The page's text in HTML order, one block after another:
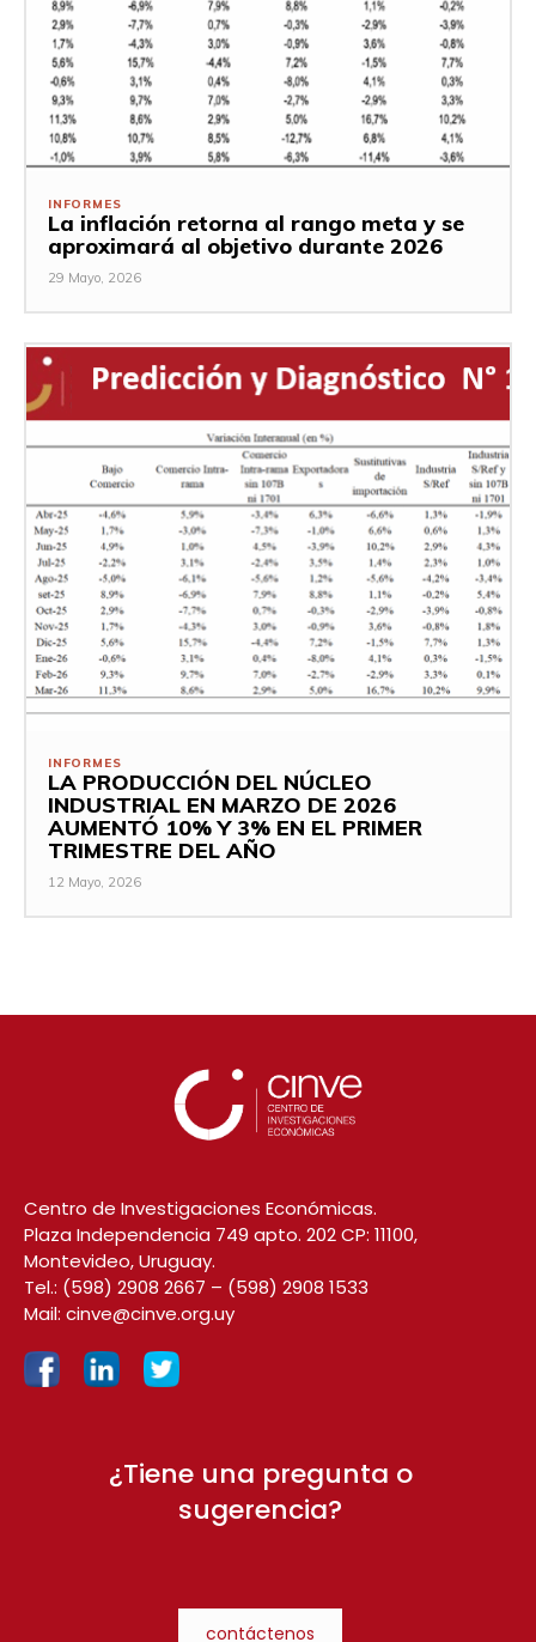
INFORMES
La inflación retorna al rango meta y se
aproximará al objetivo durante 2026
29 Mayo, 2026
INFORMES
LA PRODUCCIÓN DEL NÚCLEO
INDUSTRIAL EN MARZO DE 2026
AUMENTÓ 10% Y 3% EN EL PRIMER
TRIMESTRE DEL AÑO
12 Mayo, 2026
Centro de Investigaciones Económicas.
Plaza Independencia 749 apto. 202 CP: 11100,
Montevideo, Uruguay.
Tel.: (598) 2908 2667 – (598) 2908 1533
Mail: cinve@cinve.org.uy
¿Tiene una pregunta o
sugerencia?
contáctenos